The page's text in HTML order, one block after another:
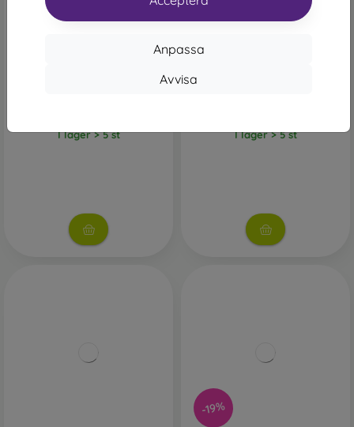
Anpassa
Avvisa
I lager > 5 st
JBL Wave Flex2 Bezdrôtové
I lager > 5 st
-19%